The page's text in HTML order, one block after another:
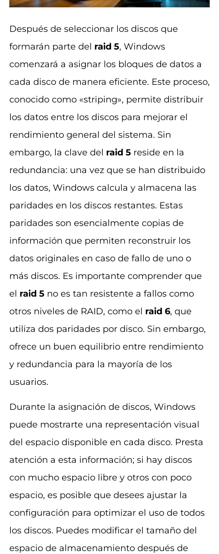
Después de seleccionar los discos que
formarán parte del raid 5, Windows
comenzará a asignar los bloques de datos a
cada disco de manera eficiente. Este proceso,
conocido como «striping», permite distribuir
los datos entre los discos para mejorar el
rendimiento general del sistema. Sin
embargo, la clave del raid 5reside en la
redundancia: una vez que se han distribuido
los datos, Windows calcula y almacena las
paridades en los discos restantes. Estas
paridades son esencialmente copias de
información que permiten reconstruir los
datos originales en caso de fallo de uno o
más discos. Es importante comprender que
el raid 5no es tan resistente a fallos como
otros niveles de RAID, como el raid 6, que
utiliza dos paridades por disco. Sin embargo,
ofrece un buen equilibrio entre rendimiento
y redundancia para la mayoría de los
usuarios.
Durante la asignación de discos, Windows
puede mostrarte una representación visual
del espacio disponible en cada disco. Presta
atención a esta información; si hay discos
con mucho espacio libre y otros con poco
espacio, es posible que desees ajustar la
configuración para optimizar el uso de todos
los discos. Puedes modificar el tamaño del
espacio de almacenamiento después de